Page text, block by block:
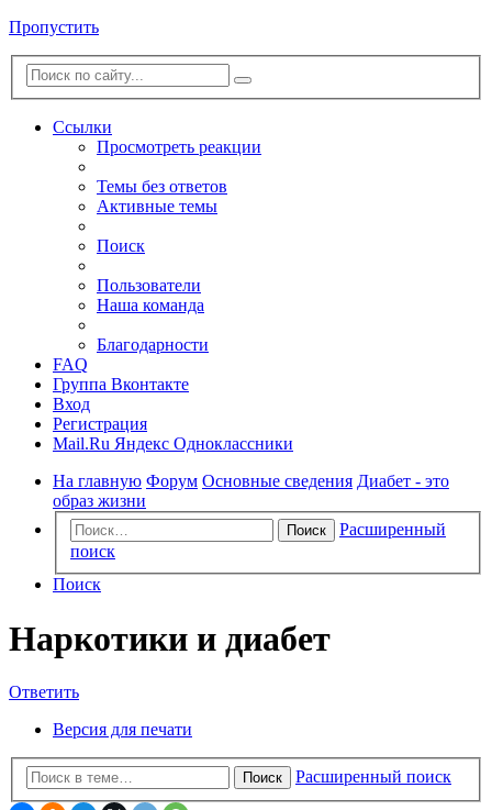
Пропустить
Ссылки
Просмотреть реакции
Темы без ответов
Активные темы
Поиск
Пользователи
Наша команда
Благодарности
FAQ
Группа Вконтакте
Вход
Регистрация
Mail.Ru Яндекс Одноклассники
На главную Форум Основные сведения Диабет - это
образ жизни
Поиск
Расширенный
поиск
Поиск
Наркотики и диабет
Ответить
Версия для печати
Поиск Расширенный поиск